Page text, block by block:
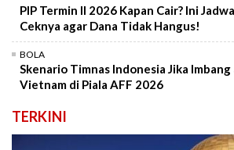
PIP Termin II 2026 Kapan Cair? Ini
Ceknya agar Dana Tidak Hangus!
BOLA
Skenario Timnas Indonesia Jika
Vietnam di Piala AFF 2026
TERKINI